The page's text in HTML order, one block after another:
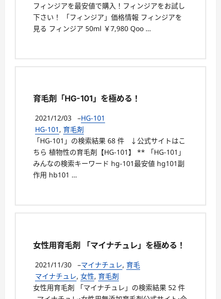
フィンジアを最安値で購入！フィンジアをお試し
下さい！ 「フィンジア」価格情報 フィンジアを
見る フィンジア 50ml ￥7,980 Qoo …
育毛剤「HG-101」を極める！
2021/12/03 –HG-101
HG-101 , 育毛剤
「HG-101」の検索結果 68 件 ↓公式サイトはこ
ちら 植物性の育毛剤【HG-101】 ** 「HG-101」
みんなの検索キーワード hg-101最安値 hg101副
作用 hb101 …
女性用育毛剤 「マイナチュレ」を極める！
2021/11/30 –マイナチュレ, 育毛
マイナチュレ, 女性, 育毛剤
女性用育毛剤 「マイナチュレ」の検索結果 52 件